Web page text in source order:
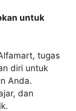
untuk
tugas
diri untuk
Anda.
dan